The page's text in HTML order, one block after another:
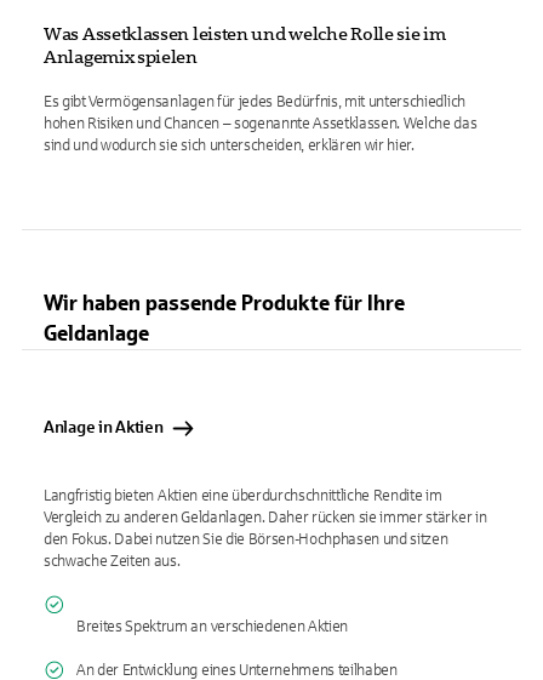
Was Assetklassen leisten und welche Rolle sie im
Anlagemix spielen
Es gibt Vermögensanlagen für jedes Bedürfnis, mit unterschiedlich
hohen Risiken und Chancen – sogenannte Assetklassen. Welche das
sind und wodurch sie sich unterscheiden, erklären wir hier.
Wir haben passende Produkte für Ihre
Geldanlage
Anlage in Aktien
Langfristig bieten Aktien eine überdurchschnittliche Rendite im
Vergleich zu anderen Geldanlagen. Daher rücken sie immer stärker in
den Fokus. Dabei nutzen Sie die Börsen-Hochphasen und sitzen
schwache Zeiten aus.
Breites Spektrum an verschiedenen Aktien
An der Entwicklung eines Unternehmens teilhaben